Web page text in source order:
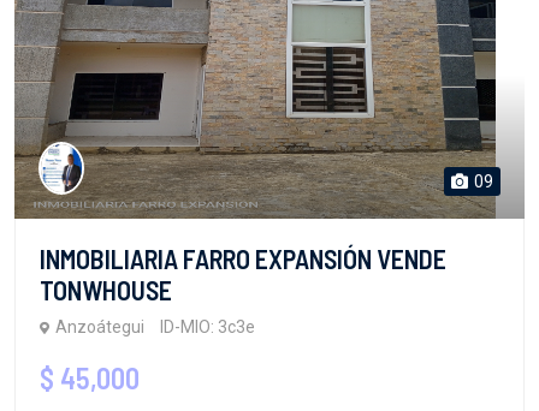
09
INMOBILIARIA FARRO EXPANSIÓN VENDE
TONWHOUSE
Anzoátegui ID-MIO: 3c3e
$ 45,000